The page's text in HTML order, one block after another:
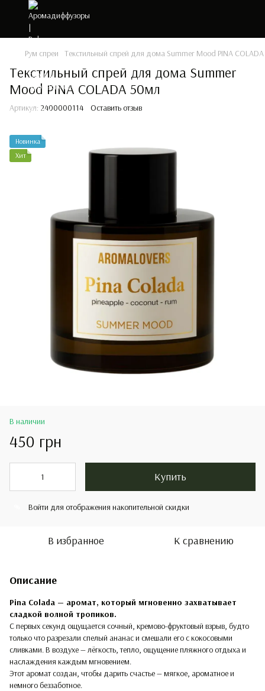
Рум спреи Текстильный спрей для дома Summer Mood PINA
Текстильный спрей для дома Summer
Mood PINA COLADA 50мл
Артикул: 2400000114 Оставить отзыв
Новинка
Хит
В наличии
450 грн
Купить
Войти для отображения накопительной скидки
В избранное К сравнению
Описание
Pina Colada — аромат, который мгновенно захватывает
сладкой волной тропиков.
С первых секунд ощущается сочный, кремово-фруктовый взрыв, будто
только что разрезали спелый ананас и смешали его с кокосовыми
сливками. В воздухе — лёгкость, тепло, ощущение пляжного отдыха и
наслаждения каждым мгновением.
Этот аромат создан, чтобы дарить счастье — мягкое, ароматное и
немного беззаботное.